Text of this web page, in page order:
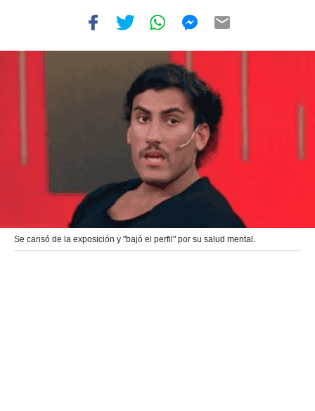
Se cansó de la exposición y "bajó el perfil" por su salud mental.